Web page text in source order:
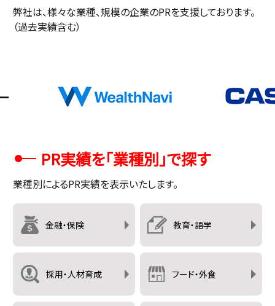
弊社は、様々な業種、規模の企業のPRを支援しております。
（過去実績含む）
PR実績を「業種別」で探す
業種別によるPR実績を表示いたします。
金融・保険 教育・語学
採用・人材育成 フード・外食